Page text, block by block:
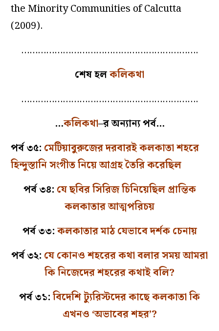
the Minority Communities of Calcutta
(2009).
……………………………………………………….
শেষ হলকলিকথা
……………………………………………………….
…কলিকথা–র অন্যান্য পর্ব…
পর্ব ৩৫: মেটিয়াবুরুজের দরবারই কলকাতা শহরে
হিন্দুস্তানি সংগীত নিয়ে আগ্রহ তৈরি করেছিল
পর্ব ৩৪: যে ছবির সিরিজ চিনিয়েছিল প্রান্তিক
কলকাতার আত্মপরিচয়
পর্ব ৩৩:কলকাতার মাঠ যেভাবে দর্শক চেনায়
পর্ব ৩২: যে কোনও শহরের কথা বলার সময় আমরা
কি নিজেদের শহরের কথাই বলি?
পর্ব ৩১:বিদেশি ট্যুরিস্টদের কাছে কলকাতা কি
এখনও ‘অভাবের শহর’?